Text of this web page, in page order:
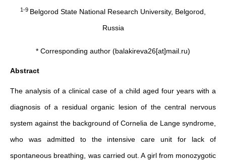
1-9 Belgorod State National Research University, Belgorod,
Russia
* Corresponding author (balakireva26[at]mail.ru)
Abstract
The analysis of a clinical case of a child aged four years with a
diagnosis of a residual organic lesion of the central nervous
system against the background of Cornelia de Lange syndrome,
who was admitted to the intensive care unit for lack of
spontaneous breathing, was carried out. A girl from monozygotic